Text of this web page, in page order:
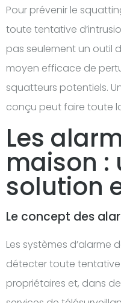
Pour prévenir le
toute tentative
pas seulement un outil
moyen efficace de
squatteurs potentiels.
conçu peut faire toute
Les
maison :
solution
Le concept des
Les systèmes
détecter toute tentative
propriétaires et, dans